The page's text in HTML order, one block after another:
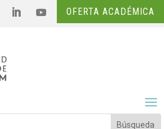
OFERTA ACADÉMICA